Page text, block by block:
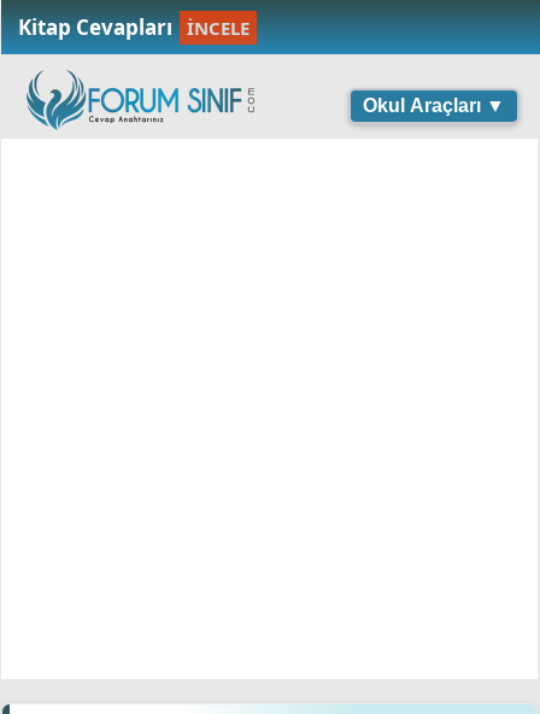
Kitap Cevapları İNCELE
Okul Araçları ▼